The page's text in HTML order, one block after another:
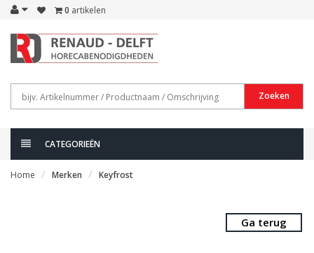
0 artikelen
Zoeken
CATEGORIEËN
Home Merken Keyfrost
Ga terug